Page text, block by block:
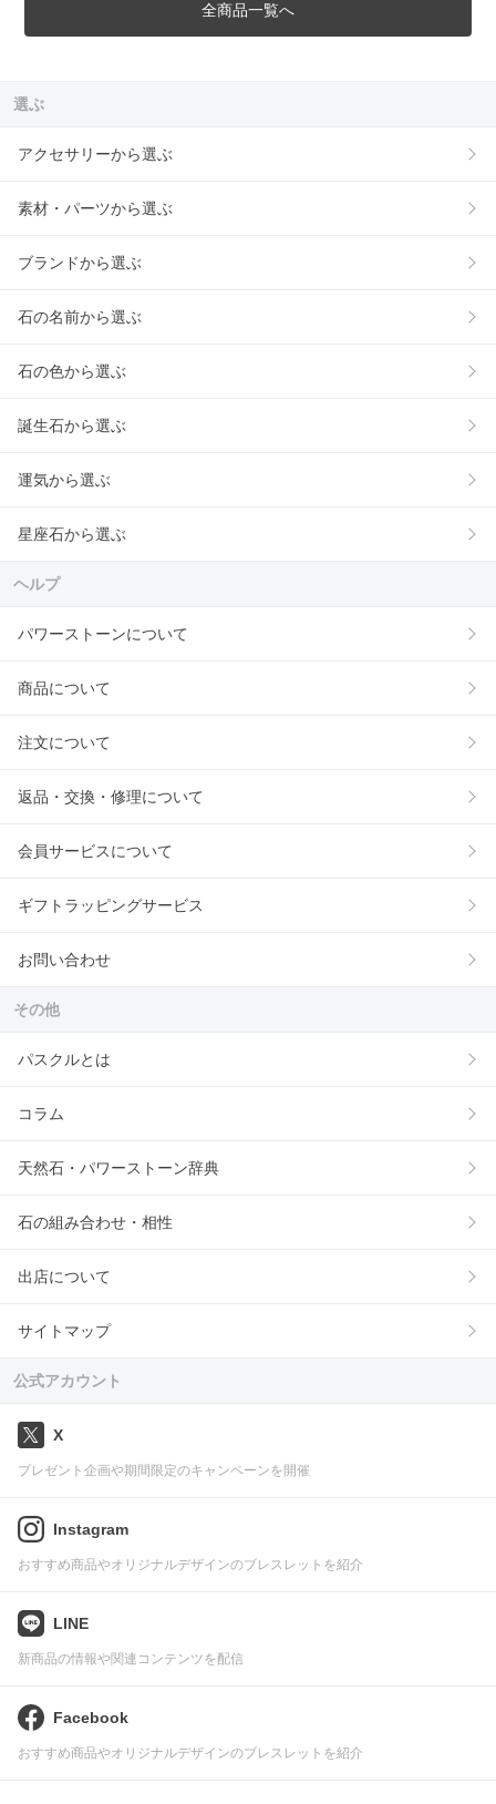
全商品一覧へ
選ぶ
アクセサリーから選ぶ
素材・パーツから選ぶ
ブランドから選ぶ
石の名前から選ぶ
石の色から選ぶ
誕生石から選ぶ
運気から選ぶ
星座石から選ぶ
ヘルプ
パワーストーンについて
商品について
注文について
返品・交換・修理について
会員サービスについて
ギフトラッピングサービス
お問い合わせ
その他
パスクルとは
コラム
天然石・パワーストーン辞典
石の組み合わせ・相性
出店について
サイトマップ
公式アカウント
X
プレゼント企画や期間限定のキャンペーンを開催
Instagram
おすすめ商品やオリジナルデザインのブレスレットを紹介
LINE
新商品の情報や関連コンテンツを配信
Facebook
おすすめ商品やオリジナルデザインのブレスレットを紹介